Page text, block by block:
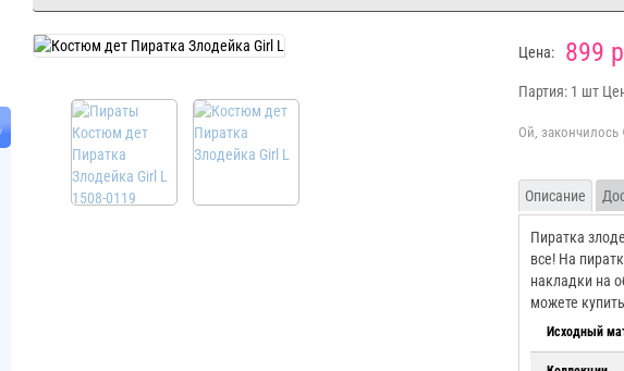
Цена: 899
Партия: 1 шт
Описание
Пиратка
все! На
накладки на
можете
Исходный